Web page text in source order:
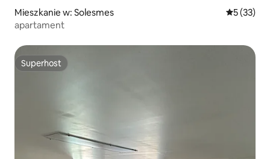
Mieszkanie w: Solesmes Średnia
5 (33)
apartament
Superhost
Superhost